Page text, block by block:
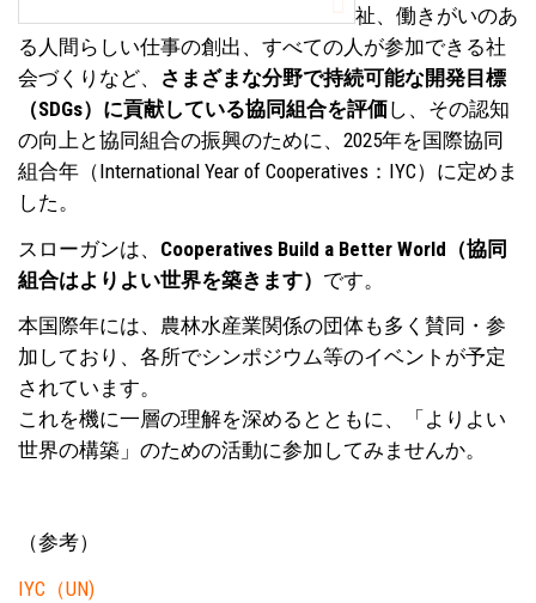
祉、働きがいのあ
る人間らしい仕事の創出、すべての人が参加できる社
会づくりなど、 さまざまな分野で持続可能な開発目標
（SDGs）に貢献している協同組合を評価し、その認知
の向上と協同組合の振興のために、2025年を国際協同
組合年（International Year of Cooperatives：IYC）に定めま
した。
スローガンは、 Cooperatives Build a Better World（協同
組合はよりよい世界を築きます） です。
本国際年には、農林水産業関係の団体も多く賛同・参
加しており、各所でシンポジウム等のイベントが予定
されています。
これを機に一層の理解を深めるとともに、「よりよい
世界の構築」のための活動に参加してみませんか。
（参考）
IYC（UN)